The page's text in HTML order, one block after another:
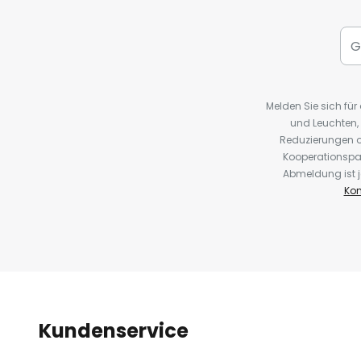
Melden Sie sich
und
Reduzierungen
Abmeldung ist
Kundenservice